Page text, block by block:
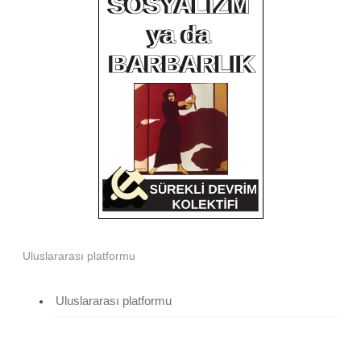
Uluslararası platformu
Uluslararası platformu